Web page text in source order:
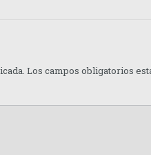
Los campos obligatorios